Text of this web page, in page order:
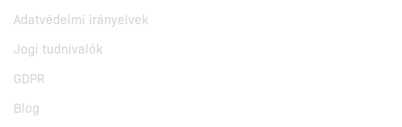
Adatvédelmi irányelvek
Jogi tudnivalók
GDPR
Blog